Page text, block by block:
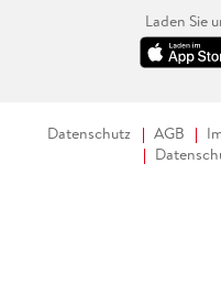
Laden Sie
Datenschutz AGB